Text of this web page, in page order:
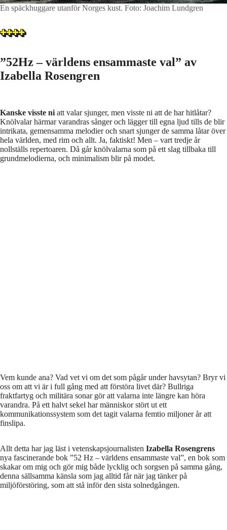
En späckhuggare utanför Norges kust. Foto: Joachim Lundgren
”52Hz – världens ensammaste val” av
Izabella Rosengren
Kanske visste ni att valar sjunger, men visste ni att de har hitlåtar?
Knölvalar härmar varandras sånger och lägger till egna ljud tills de blir
intrikata, gemensamma melodier och snart sjunger de samma låtar över
hela världen, med rim och allt. Ja, faktiskt! Men – vart tredje år
nollställs repertoaren. Då går knölvalarna som på ett slag tillbaka till
grundmelodierna, och minimalism blir på modet.
Vem kunde ana? Vad vet vi om det som pågår under havsytan? Bryr vi
oss om att vi är i full gång med att förstöra livet där? Bullriga
fraktfartyg och militära sonar gör att valarna inte längre kan höra
varandra. På ett halvt sekel har människor stört ut ett
kommunikationssystem som det tagit valarna femtio miljoner år att
finslipa.
Allt detta har jag läst i vetenskapsjournalisten Izabella Rosengrens
nya fascinerande bok ”52 Hz – världens ensammaste val”, en bok som
skakar om mig och gör mig både lycklig och sorgsen på samma gång,
denna sällsamma känsla som jag alltid får när jag tänker på
miljöförstöring, som att stå inför den sista solnedgången.